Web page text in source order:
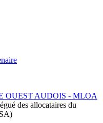
OUEST AUDOIS - MLOA
des allocataires du